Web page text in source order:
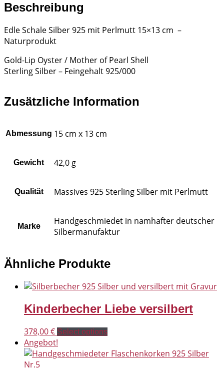
Beschreibung
Edle Schale Silber 925 mit Perlmutt 15×13 cm –
Naturprodukt
Gold-Lip Oyster / Mother of Pearl Shell
Sterling Silber – Feingehalt 925/000
Zusätzliche Information
Abmessung 15 cm x 13 cm
Gewicht 42,0 g
Qualität Massives 925 Sterling Silber mit Perlmutt
Marke
Handgeschmiedet in namhafter deutscher
Silbermanufaktur
Ähnliche Produkte
Kinderbecher Liebe versilbert
378,00€ Select options
Angebot!